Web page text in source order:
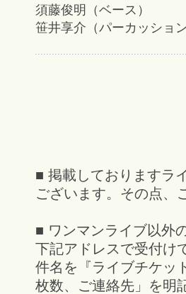
須藤俊明（ベース）
笹井享介（パーカッショ
■ 掲載しておりますラ
ございます。その点、
■ ワンマンライブ以外
下記アドレスで受付け
件名を『ライブチケッ
枚数、ご連絡先」を明